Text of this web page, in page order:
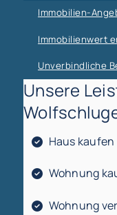
Immobilien-
Immobilienwert
Unverbindliche
Unsere
Haus kaufen
Wohnung
Wohnung